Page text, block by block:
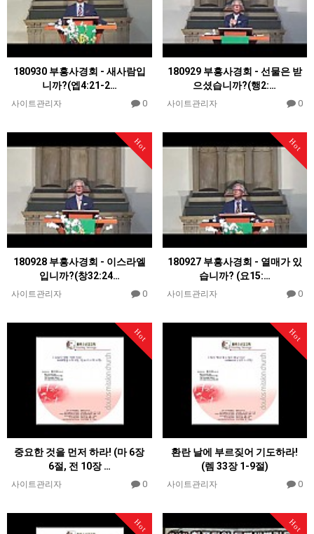
180930 부흥사경회 - 새사람입
니까?(엡4:21-2…
사이트관리자 0
180929 부흥사경회 - 선물은 받
으셨습니까?(행2:…
사이트관리자 0
Hot
180928 부흥사경회 - 이스라엘
입니까?(창32:24…
사이트관리자 0
Hot
180927 부흥사경회 - 열매가 있
습니까? (요15:…
사이트관리자 0
Hot
중요한 것을 먼저 하라! (마 6장
6절, 전 10장 …
사이트관리자 0
Hot
환란 날에 부르짖어 기도하라!
(렘 33장 1-9절)
사이트관리자 0
Hot Hot